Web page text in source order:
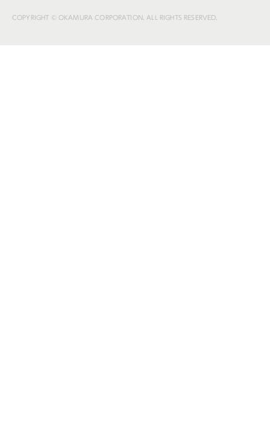
COPYRIGHT © OKAMURA CORPORATION. ALL RIGHTS RESERVED.